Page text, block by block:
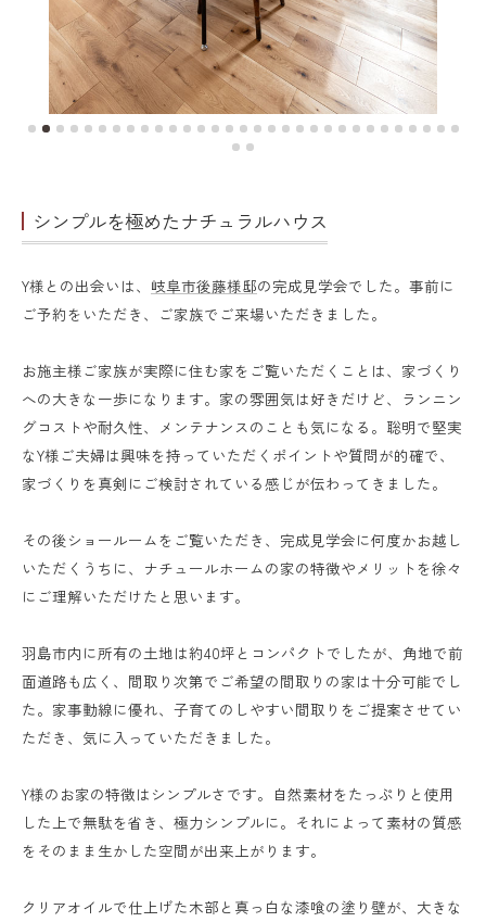
シンプルを極めたナチュラルハウス
Y様との出会いは、 岐阜市後藤様邸の完成見学会でした。事前に
ご予約をいただき、ご家族でご来場いただきました。
お施主様ご家族が実際に住む家をご覧いただくことは、家づくり
への大きな一歩になります。家の雰囲気は好きだけど、ランニン
グコストや耐久性、メンテナンスのことも気になる。聡明で堅実
なY様ご夫婦は興味を持っていただくポイントや質問が的確で、
家づくりを真剣にご検討されている感じが伝わってきました。
その後ショールームをご覧いただき、完成見学会に何度かお越し
いただくうちに、ナチュールホームの家の特徴やメリットを徐々
にご理解いただけたと思います。
羽島市内に所有の土地は約40坪とコンパクトでしたが、角地で前
面道路も広く、間取り次第でご希望の間取りの家は十分可能でし
た。家事動線に優れ、子育てのしやすい間取りをご提案させてい
ただき、気に入っていただきました。
Y様のお家の特徴はシンプルさです。自然素材をたっぷりと使用
した上で無駄を省き、極力シンプルに。それによって素材の質感
をそのまま生かした空間が出来上がります。
クリアオイルで仕上げた木部と真っ白な漆喰の塗り壁が、大きな